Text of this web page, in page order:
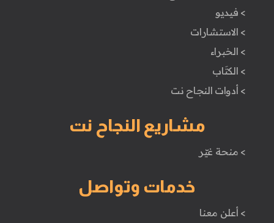
> فيديو
> الاستشارات
> الخبراء
> الكتَاب
> أدوات النجاح نت
مشاريع النجاح نت
> منحة غيّر
خدمات وتواصل
> أعلن معنا